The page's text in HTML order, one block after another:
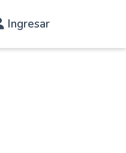
Ingresar